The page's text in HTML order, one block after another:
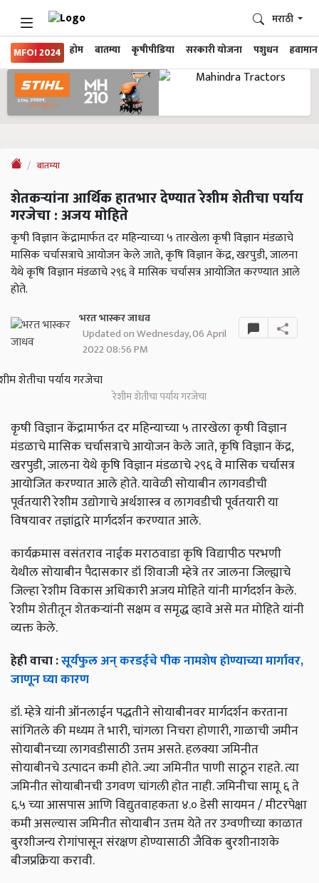
MFOI 2024 होम बातम्या कृषीपीडिया सरकारी योजना पशुधन हवामान
मराठी
बातम्या
शेतकऱ्यांना आर्थिक हातभार देण्यात रेशीम शेतीचा पर्याय
गरजेचा : अजय मोहिते
कृषी विज्ञान केंद्रामार्फत दर महिन्याच्या ५ तारखेला कृषी विज्ञान मंडळाचे
मासिक चर्चासत्राचे आयोजन केले जाते, कृषि विज्ञान केंद्र, खरपुडी, जालना
येथे कृषि विज्ञान मंडळाचे २९६ वे मासिक चर्चासत्र आयोजित करण्यात आले
होते.
भरत भास्कर जाधव
Updated on Wednesday, 06 April
2022 08:56 PM
रेशीम शेतीचा पर्याय गरजेचा
कृषी विज्ञान केंद्रामार्फत दर महिन्याच्या ५ तारखेला कृषी विज्ञान
मंडळाचे मासिक चर्चासत्राचे आयोजन केले जाते, कृषि विज्ञान केंद्र,
खरपुडी, जालना येथे कृषि विज्ञान मंडळाचे २९६ वे मासिक चर्चासत्र
आयोजित करण्यात आले होते. यावेळी सोयाबीन लागवडीची
पूर्वतयारी रेशीम उद्योगाचे अर्थशास्त्र व लागवडीची पूर्वतयारी या
विषयावर तज्ञांद्वारे मार्गदर्शन करण्यात आले.
कार्यक्रमास वसंतराव नाईक मराठवाडा कृषि विद्यापीठ परभणी
येथील सोयाबीन पैदासकार डॉ शिवाजी म्हेत्रे तर जालना जिल्ह्याचे
जिल्हा रेशीम विकास अधिकारी अजय मोहिते यांनी मार्गदर्शन केले.
रेशीम शेतीतून शेतकऱ्यांनी सक्षम व समृद्ध व्हावे असे मत मोहिते यांनी
व्यक्त केले.
हेही वाचा :सूर्यफुल अन् करडईचे पीक नामशेष होण्याच्या मार्गावर,
जाणून घ्या कारण
डॉ. म्हेत्रे यांनी ऑनलाईन पद्धतीने सोयाबीनवर मार्गदर्शन करताना
सांगितले की मध्यम ते भारी, चांगला निचरा होणारी, गाळाची जमीन
सोयाबीनच्या लागवडीसाठी उत्तम असते. हलक्या जमिनीत
सोयाबीनचे उत्पादन कमी होते. ज्या जमिनीत पाणी साठून राहते. त्या
जमिनीत सोयाबीनची उगवण चांगली होत नाही. जमिनीचा सामू ६ ते
६.५ च्या आसपास आणि विद्युतवाहकता ४.० डेसी सायमन / मीटरपेक्षा
कमी असल्यास जमिनीत सोयाबीन उत्तम येते तर उग्वणीच्या काळात
बुरशीजन्य रोगांपासून संरक्षण होण्यासाठी जैविक बुरशीनाशके
बीजप्रक्रिया करावी.